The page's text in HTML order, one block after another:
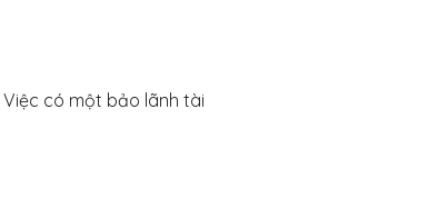
có một bảo lãnh tài